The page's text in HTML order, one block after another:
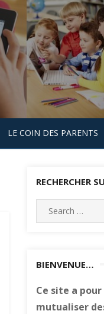
LE COIN DES PARENTS
RECHERCHER
Search
for:
BIENVENUE…
Ce site a
mutualiser